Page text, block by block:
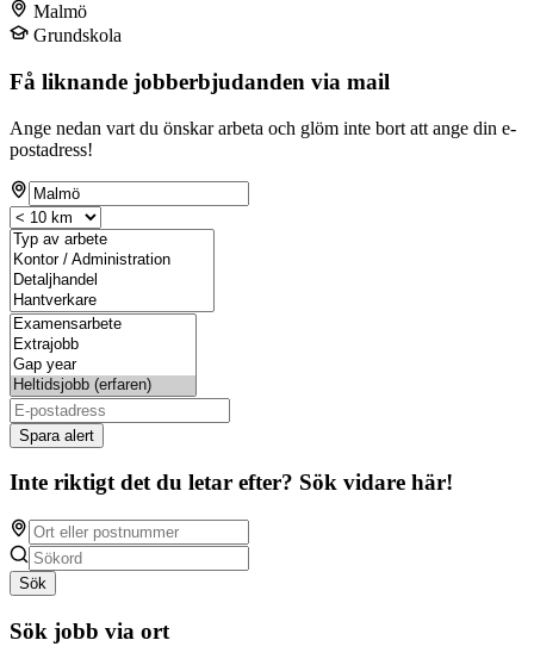
Malmö
Grundskola
Få liknande jobberbjudanden via mail
Ange nedan vart du önskar arbeta och glöm inte bort att ange din e-
postadress!
Spara alert
Inte riktigt det du letar efter? Sök vidare här!
Sök
Sök jobb via ort